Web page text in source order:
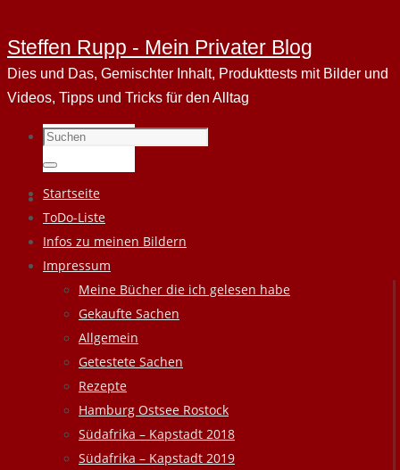
Steffen Rupp - Mein Privater Blog
Dies und Das, Gemischter Inhalt, Produkttests mit Bilder und
Videos, Tipps und Tricks für den Alltag
Suchen
nach:
Suchen
Zum
Inhalt
springen
Startseite
ToDo-Liste
Infos zu meinen Bildern
Impressum
Meine Bücher die ich gelesen habe
Gekaufte Sachen
Allgemein
Getestete Sachen
Rezepte
Hamburg Ostsee Rostock
Südafrika – Kapstadt 2018
Südafrika – Kapstadt 2019